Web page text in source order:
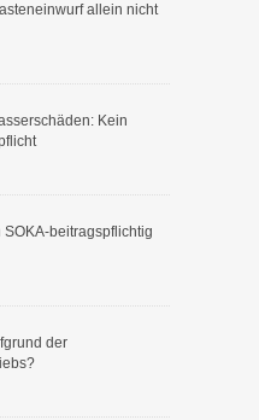
allein nicht
Kein
beitragspflichtig
der